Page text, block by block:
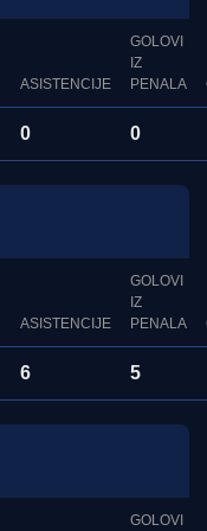
ASISTENCIJE
GOLOVI
IZ
PENALA
0 0
ASISTENCIJE
GOLOVI
IZ
PENALA
6 5
GOLOVI